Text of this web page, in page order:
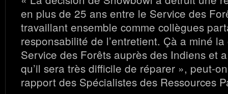
en plus de 25 ans entre le Service des
travaillant ensemble comme collègues
responsabilité de l’entretient. Çà a miné
Service des Forêts auprès des Indiens et
qu’il sera très difficile de réparer », peut-
rapport des Spécialistes des Ressources